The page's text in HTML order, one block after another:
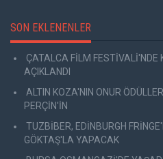
SON EKLENENLER
ÇATALCA FİLM FESTİVALİ'NDE
AÇIKLANDI
ALTIN KOZA'NIN ONUR
PERÇİN'İN
TUZBİBER, EDİNBURGH
GÖKTAŞ'LA YAPACAK